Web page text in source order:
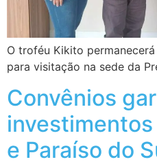
O troféu Kikito
para visitação na sede da
Convênios
e Paraíso do